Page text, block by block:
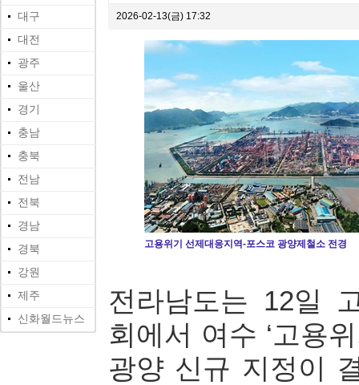
대구
대전
광주
울산
경기
충남
충북
전남
전북
경남
경북
강원
제주
신화월드뉴스
2026-02-13(금) 17:32
고용위기 선제대응지역-포스코 광양제철소 전경
전라남도는 12일
회에서 여수 ‘고용
광양 신규 지정이